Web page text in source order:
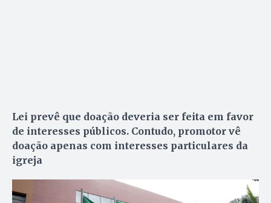
Lei prevê que doação deveria ser feita em favor
de interesses públicos. Contudo, promotor vê
doação apenas com interesses particulares da
igreja